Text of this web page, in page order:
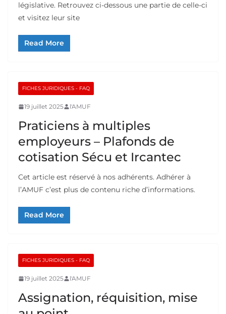
législative. Retrouvez ci-dessous une partie de celle-ci
et visitez leur site
Read More
FICHES JURIDIQUES - FAQ
19 juillet 2025 l'AMUF
Praticiens à multiples
employeurs – Plafonds de
cotisation Sécu et Ircantec
Cet article est réservé à nos adhérents. Adhérer à
l’AMUF c’est plus de contenu riche d’informations.
Read More
FICHES JURIDIQUES - FAQ
19 juillet 2025 l'AMUF
Assignation, réquisition, mise